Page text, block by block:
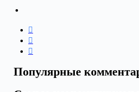
Популярные